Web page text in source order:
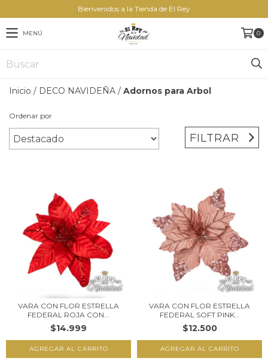
Bienvenidos a la Tienda de El Rey
MENÚ 0
Inicio / DECO NAVIDEÑA / Adornos para Arbol
Ordenar por
FILTRAR
VARA CON FLOR ESTRELLA
FEDERAL ROJA CON...
$14.999
VARA CON FLOR ESTRELLA
FEDERAL SOFT PINK...
$12.500